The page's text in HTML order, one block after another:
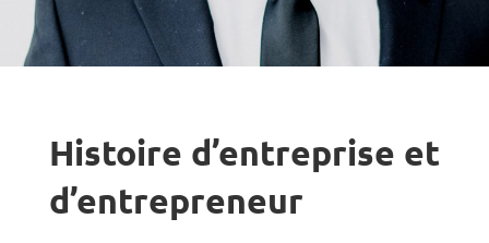
Histoire d’entreprise et
d’entrepreneur